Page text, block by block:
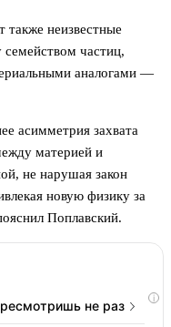
также неизвестные
частиц,
аналогами —
асимметрия захвата
материей и
не нарушая закон
новую физику за
Поплавский.
i
не раз